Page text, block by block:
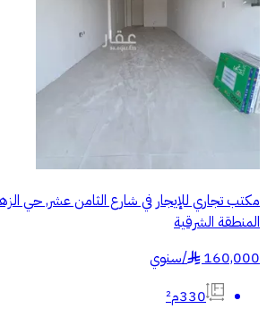
مكتب تجاري للإيجار في شارع الثامن عشر, حي
المنطقة الشرقية
160,000
§
/سنوي
330م²